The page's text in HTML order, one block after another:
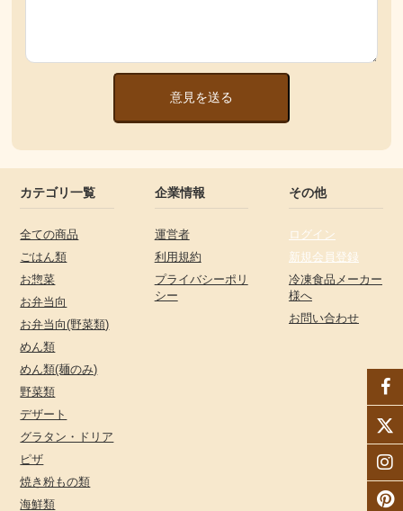
意見を送る
カテゴリ一覧
全ての商品
ごはん類
お惣菜
お弁当向
お弁当向(野菜類)
めん類
めん類(麺のみ)
野菜類
デザート
グラタン・ドリア
ピザ
焼き粉もの類
海鮮類
企業情報
運営者
利用規約
プライバシーポリ
シー
その他
ログイン
新規会員登録
冷凍食品メーカー
様へ
お問い合わせ